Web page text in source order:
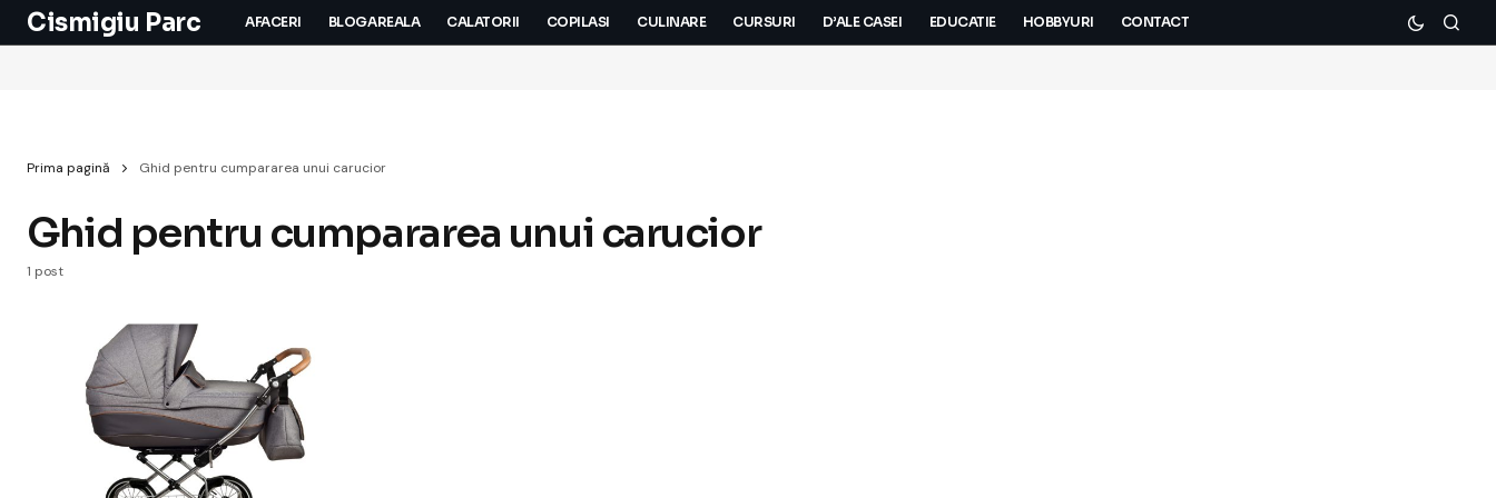
Cismigiu Parc AFACERI BLOGAREALA CALATORII COPILASI CULINARE CURSURI D’ALE CASEI EDUCATIE HOBBYURI CONTACT
Prima pagină Ghid pentru cumpararea unui carucior
Ghid pentru cumpararea unui carucior
1 post